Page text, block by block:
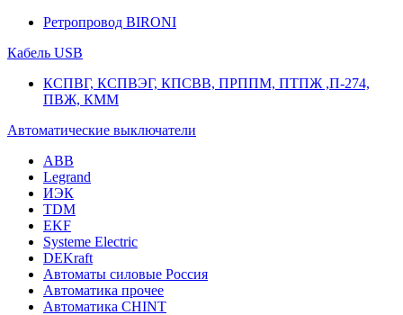
Ретропровод BIRONI
Кабель USB
КСПВГ, КСПВЭГ, КПСВВ, ПРППМ, ПТПЖ ,П-274,
ПВЖ, КММ
Автоматические выключатели
ABB
Legrand
ИЭК
TDM
EKF
Systeme Electric
DEKraft
Автоматы силовые Россия
Автоматика прочее
Автоматика CHINT